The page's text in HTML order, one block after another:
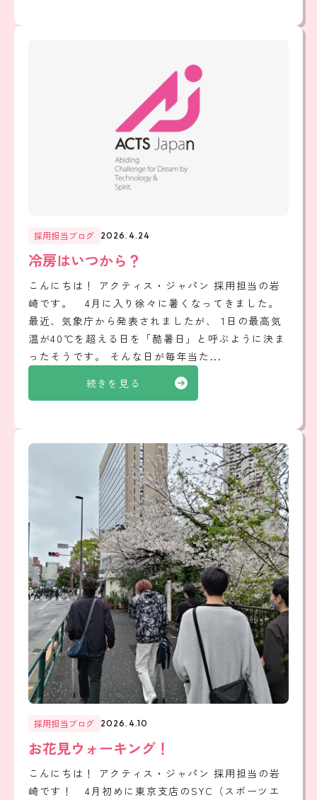
続きを見る
採用担当ブログ 2026.4.24
冷房はいつから？
こんにちは！ アクティス・ジャパン 採用担当の岩
崎です。 4月に入り徐々に暑くなってきました。
最近、気象庁から発表されましたが、 1日の最高気
温が40℃を超える日を「酷暑日」と呼ぶように決ま
ったそうです。 そんな日が毎年当た...
採用担当ブログ 2026.4.10
お花見ウォーキング！
こんにちは！ アクティス・ジャパン 採用担当の岩
崎です！ 4月初めに東京支店のSYC（スポーツエ